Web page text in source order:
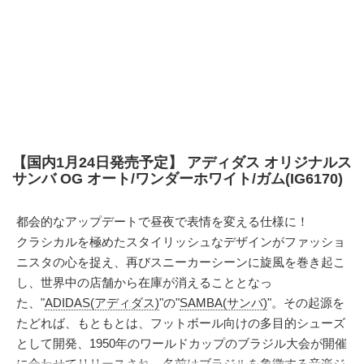
【国内1月24日発売予定】 アディダス オリジナルス
サンバ OG オート/ワンダーホワイト/ガム(IG6170)
都会的なアップデートで昼夜で表情を変える仕様に！
クラシカルを極めたスタイリッシュなデザインがファッショ
ニスタの心を捉え、再びスニーカーシーンに旋風を巻き起こ
し、世界中の店舗から在庫が消えることとなっ
た、"ADIDAS(アディダス)"の"SAMBA(サンバ)"。その起源を
たどれば、もともとは、フットボール向けの多目的シューズ
として開発、1950年のワールドカップのブラジル大会が開催